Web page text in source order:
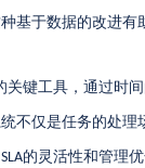
基于数据的改进有
关键工具，通过时
不仅是任务的处理
SLA的灵活性和管理